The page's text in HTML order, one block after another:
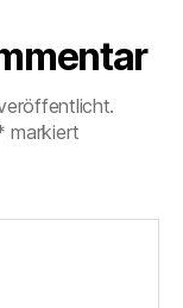
markiert